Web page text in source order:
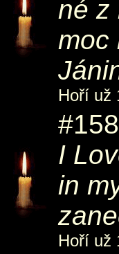
né z
moc
Hoří už
I
in
Hoří už